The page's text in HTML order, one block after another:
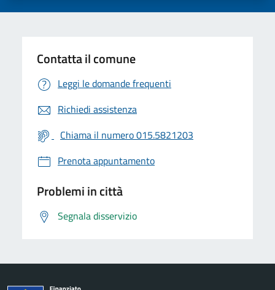
Contatta il comune
Leggi le domande frequenti
Richiedi assistenza
Chiama il numero 015.5821203
Prenota appuntamento
Problemi in città
Segnala disservizio